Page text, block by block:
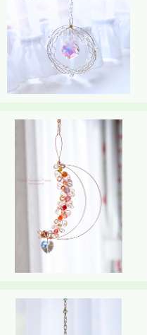
「循環」「ご縁をつなぐ」サンキャ
ッチャー
¥5,550
サンキャッチャー《moon（月）》
満ち溢れるあたたかな愛
¥6,000
SOLD OUT